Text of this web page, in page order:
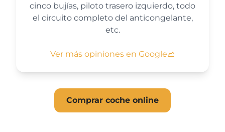
cinco bujías, piloto trasero izquierdo, todo
el circuito completo del anticongelante,
etc.
Ver más opiniones en Google
Comprar coche online